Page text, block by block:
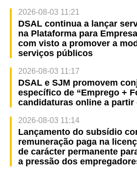
2026-08-03 11:21
DSAL continua a lançar
na Plataforma para
com visto a promover a
serviços públicos
2026-08-03 11:17
DSAL e SJM promovem
específico de “Emprego +
candidaturas online a partir
2026-08-03 11:14
Lançamento do subsídio
remuneração paga na
de carácter permanente
a pressão dos